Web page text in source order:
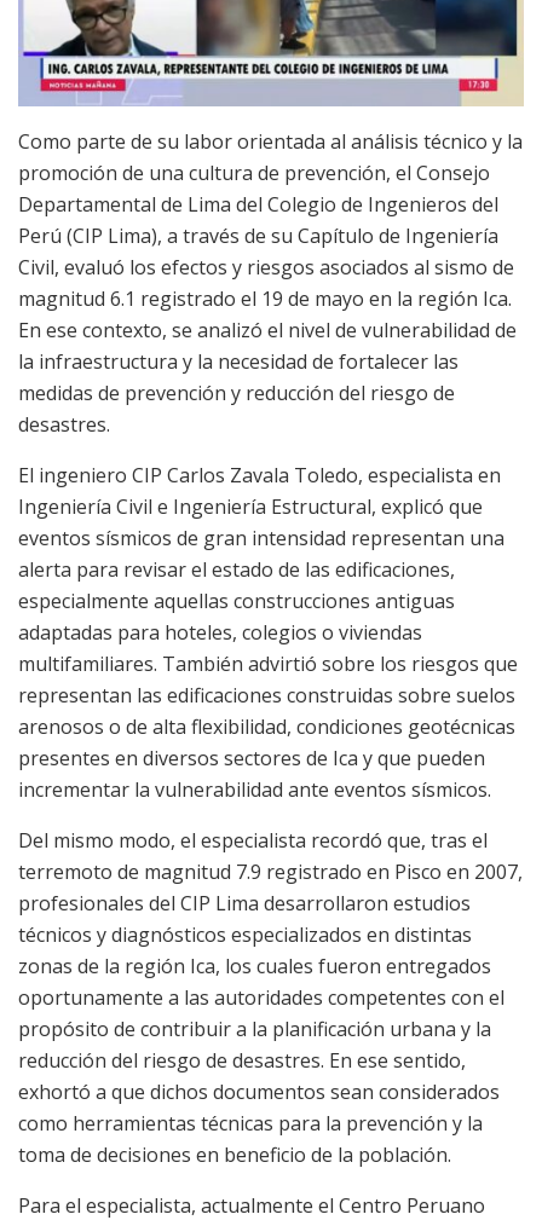
Como parte de su labor orientada al análisis técnico y la
promoción de una cultura de prevención, el Consejo
Departamental de Lima del Colegio de Ingenieros del
Perú (CIP Lima), a través de su Capítulo de Ingeniería
Civil, evaluó los efectos y riesgos asociados al sismo de
magnitud 6.1 registrado el 19 de mayo en la región Ica.
En ese contexto, se analizó el nivel de vulnerabilidad de
la infraestructura y la necesidad de fortalecer las
medidas de prevención y reducción del riesgo de
desastres.
El ingeniero CIP Carlos Zavala Toledo, especialista en
Ingeniería Civil e Ingeniería Estructural, explicó que
eventos sísmicos de gran intensidad representan una
alerta para revisar el estado de las edificaciones,
especialmente aquellas construcciones antiguas
adaptadas para hoteles, colegios o viviendas
multifamiliares. También advirtió sobre los riesgos que
representan las edificaciones construidas sobre suelos
arenosos o de alta flexibilidad, condiciones geotécnicas
presentes en diversos sectores de Ica y que pueden
incrementar la vulnerabilidad ante eventos sísmicos.
Del mismo modo, el especialista recordó que, tras el
terremoto de magnitud 7.9 registrado en Pisco en 2007,
profesionales del CIP Lima desarrollaron estudios
técnicos y diagnósticos especializados en distintas
zonas de la región Ica, los cuales fueron entregados
oportunamente a las autoridades competentes con el
propósito de contribuir a la planificación urbana y la
reducción del riesgo de desastres. En ese sentido,
exhortó a que dichos documentos sean considerados
como herramientas técnicas para la prevención y la
toma de decisiones en beneficio de la población.
Para el especialista, actualmente el Centro Peruano